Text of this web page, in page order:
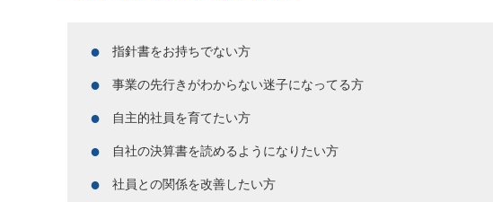
指針書をお持ちでない方
事業の先行きがわからない迷子になってる方
自主的社員を育てたい方
自社の決算書を読めるようになりたい方
社員との関係を改善したい方